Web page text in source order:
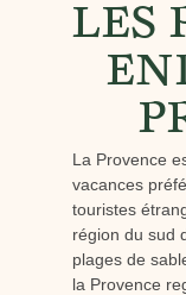
LES
La Provence
vacances
touristes
région du sud
plages de
la Provence